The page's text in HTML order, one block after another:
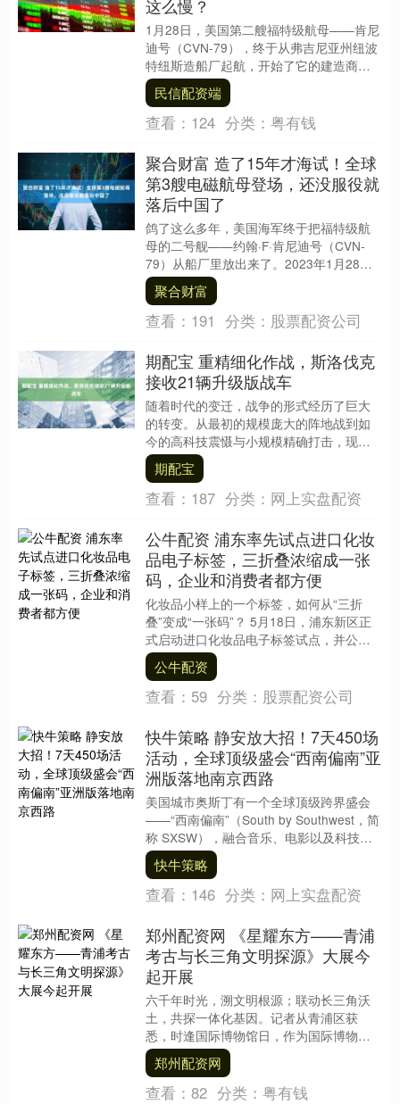
这么慢？
1月28日，美国第二艘福特级航母——肯尼
迪号（CVN-79），终于从弗吉尼亚州纽波
特纽斯造船厂起航，开始了它的建造商海
试。亨廷顿英格尔斯工业公司也在此时发
布了庆....
民信配资端
查看： 124 分类： 粤有钱
聚合财富 造了15年才海试！全球
第3艘电磁航母登场，还没服役就
落后中国了
鸽了这么多年，美国海军终于把福特级航
母的二号舰——约翰·F·肯尼迪号（CVN-
79）从船厂里放出来了。2023年1月28
日，这艘备受期待的新一代核动力航母终
于离....
聚合财富
查看： 191 分类： 股票配资公司
期配宝 重精细化作战，斯洛伐克
接收21辆升级版战车
随着时代的变迁，战争的形式经历了巨大
的转变。从最初的规模庞大的阵地战到如
今的高科技震慑与小规模精确打击，现代
战争的面貌与过去已大不相同。与传统的
野外大规模战斗不....
期配宝
查看： 187 分类： 网上实盘配资
公牛配资 浦东率先试点进口化妆
品电子标签，三折叠浓缩成一张
码，企业和消费者都方便
化妆品小样上的一个标签，如何从“三折
叠”变成“一张码”？ 5月18日，浦东新区正
式启动进口化妆品电子标签试点，并公布
首批进口化妆品电子标签试点企业名单，
其中包括....
公牛配资
查看： 59 分类： 股票配资公司
快牛策略 静安放大招！7天450场
活动，全球顶级盛会“西南偏南”亚
洲版落地南京西路
美国城市奥斯丁有一个全球顶级跨界盛会
——“西南偏南”（South by Southwest，简
称 SXSW），融合音乐、电影以及科技互
动，每年举办10天，通过....
快牛策略
查看： 146 分类： 网上实盘配资
郑州配资网 《星耀东方——青浦
考古与长三角文明探源》大展今
起开展
六千年时光，溯文明根源；联动长三角沃
土，共探一体化基因。记者从青浦区获
悉，时逢国际博物馆日，作为国际博物馆
日上海市分会场活动，青浦区博物馆今起
推出《星耀东方——....
郑州配资网
查看： 82 分类： 粤有钱